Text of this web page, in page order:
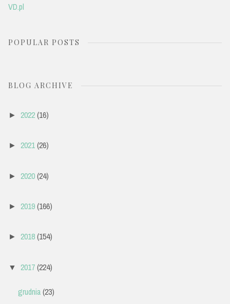
VD.pl
POPULAR POSTS
BLOG ARCHIVE
► 2022(16)
► 2021(26)
► 2020(24)
► 2019(166)
► 2018(154)
▼ 2017(224)
grudnia(23)